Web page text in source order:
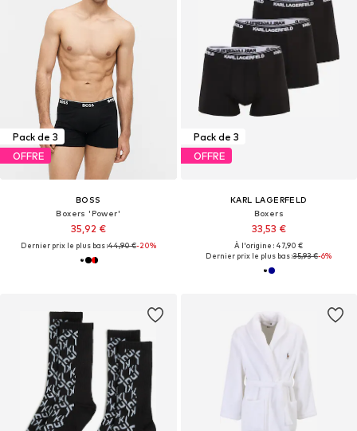
Pack de 3
OFFRE
BOSS
Boxers 'Power'
35,92 €
Dernier prix le plus bas :44,90 €-20%
Pack de 3
OFFRE
KARL LAGERFELD
Boxers
33,53 €
À l'origine : 47,90 €
Dernier prix le plus bas :35,93 €-6%